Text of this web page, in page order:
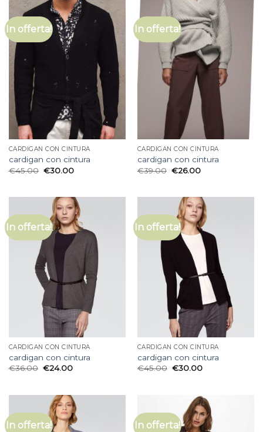
In offerta!
CARDIGAN CON CINTURA
cardigan con cintura
€45.00 €30.00
In offerta!
CARDIGAN CON CINTURA
cardigan con cintura
€39.00 €26.00
In offerta!
CARDIGAN CON CINTURA
cardigan con cintura
€36.00 €24.00
In offerta!
CARDIGAN CON CINTURA
cardigan con cintura
€45.00 €30.00
In offerta! In offerta!